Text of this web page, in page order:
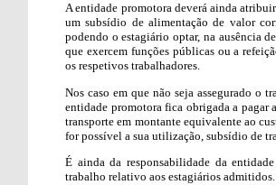
A entidade promotora deverá ainda
um subsídio de alimentação de valor
podendo o estagiário optar, na ausência
que exercem funções públicas ou a
os respetivos trabalhadores.
Nos caso em que não seja assegurado o
entidade promotora fica obrigada a pagar
transporte em montante equivalente ao
for possível a sua utilização, subsídio de
É ainda da responsabilidade da
trabalho relativo aos estagiários